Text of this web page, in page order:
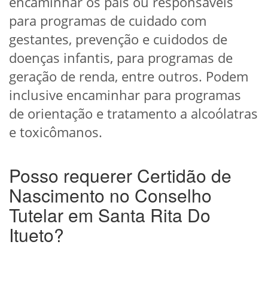
para programas de cuidado com
gestantes, prevenção e cuidodos de
doenças infantis, para programas de
geração de renda, entre outros. Podem
inclusive encaminhar para programas
de orientação e tratamento a alcoólatras
e toxicômanos.
Posso requerer Certidão de
Nascimento no Conselho
Tutelar em Santa Rita Do
Itueto?